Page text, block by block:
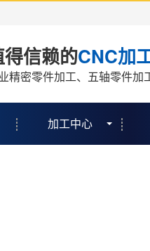
得信赖的CNC加
精密零件加工、五轴零件加
加工中心